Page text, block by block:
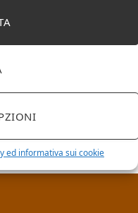
ed informativa sui cookie